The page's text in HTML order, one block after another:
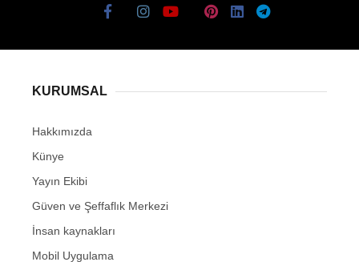
KURUMSAL
Hakkımızda
Künye
Yayın Ekibi
Güven ve Şeffaflık Merkezi
İnsan kaynakları
Mobil Uygulama